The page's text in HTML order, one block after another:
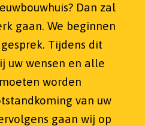
Dan zal
gaan. We beginnen
Tijdens dit
uw wensen en alle
worden
van uw
gaan wij op